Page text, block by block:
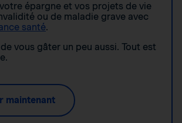
épargne et vos projets de vie
ou de maladie grave avec
santé.
vous gâter un peu aussi. Tout est
maintenant